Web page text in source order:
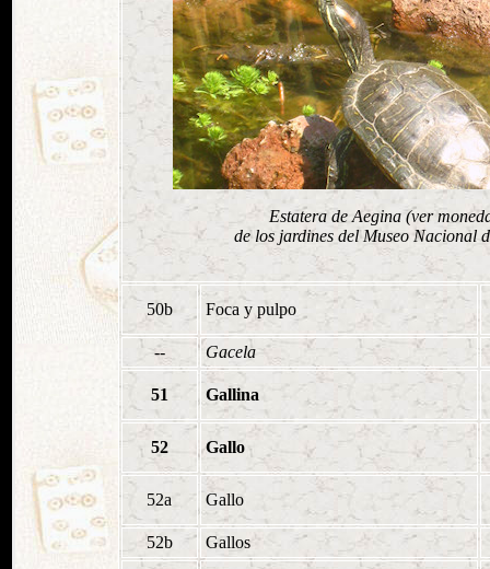
Estatera de Aegina (ver
de los jardines del Museo Nacional
50b Foca y pulpo
-- Gacela
51 Gallina
52 Gallo
52a Gallo
52b Gallos